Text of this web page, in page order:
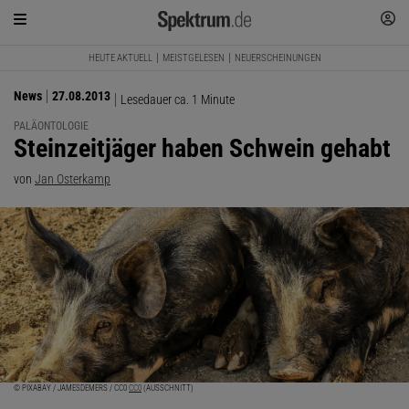
HEUTE AKTUELL MEISTGELESEN NEUERSCHEINUNGEN
News 27.08.2013 Lesedauer ca. 1 Minute
PALÄONTOLOGIE
:
Steinzeitjäger haben Schwein gehabt
von Jan Osterkamp
© PIXABAY / JAMESDEMERS / CC0 CC0 (AUSSCHNITT)